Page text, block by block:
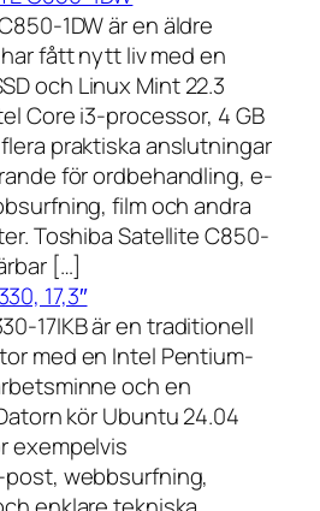
1DW är en äldre
fått nytt liv med en
och Linux Mint 22.3
Core i3-processor, 4 GB
praktiska anslutningar
för ordbehandling, e-
film och andra
Toshiba Satellite C850-
[…]
17,3″
17IKB är en traditionell
med en Intel Pentium-
och en
kör Ubuntu 24.04
exempelvis
webbsurfning,